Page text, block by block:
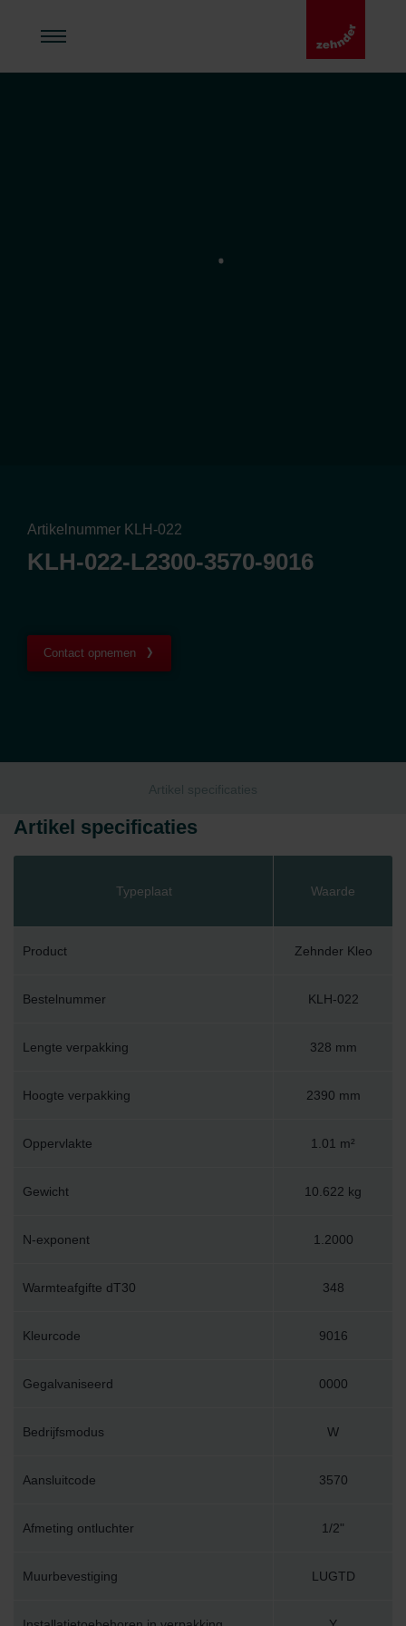
Artikelnummer KLH-022
KLH-022-L2300-3570-9016
Contact opnemen
Artikel specificaties
Artikel specificaties
Typeplaat Waarde
Product Zehnder Kleo
Bestelnummer KLH-022
Lengte verpakking 328 mm
Hoogte verpakking 2390 mm
Oppervlakte 1.01 m²
Gewicht 10.622 kg
N-exponent 1.2000
Warmteafgifte dT30 348
Kleurcode 9016
Gegalvaniseerd 0000
Bedrijfsmodus W
Aansluitcode 3570
Afmeting ontluchter 1/2"
Muurbevestiging LUGTD